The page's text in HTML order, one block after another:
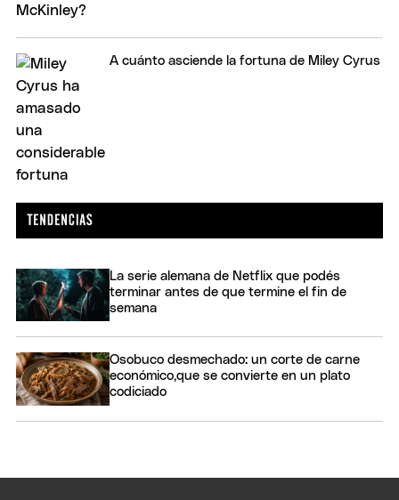
A cuánto asciende la fortuna de Miley Cyrus
La serie alemana de Netflix que podés
terminar antes de que termine el fin de
semana
Osobuco desmechado: un corte de carne
económico,que se convierte en un plato
codiciado